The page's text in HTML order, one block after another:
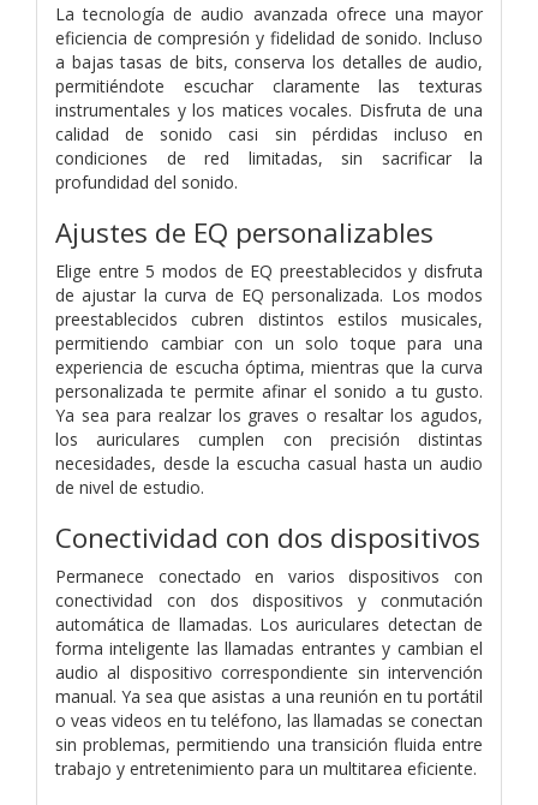
La tecnología de audio avanzada ofrece una mayor
eficiencia de compresión y fidelidad de sonido. Incluso
a bajas tasas de bits, conserva los detalles de audio,
permitiéndote escuchar claramente las texturas
instrumentales y los matices vocales. Disfruta de una
calidad de sonido casi sin pérdidas incluso en
condiciones de red limitadas, sin sacrificar la
profundidad del sonido.
Ajustes de EQ personalizables
Elige entre 5 modos de EQ preestablecidos y disfruta
de ajustar la curva de EQ personalizada. Los modos
preestablecidos cubren distintos estilos musicales,
permitiendo cambiar con un solo toque para una
experiencia de escucha óptima, mientras que la curva
personalizada te permite afinar el sonido a tu gusto.
Ya sea para realzar los graves o resaltar los agudos,
los auriculares cumplen con precisión distintas
necesidades, desde la escucha casual hasta un audio
de nivel de estudio.
Conectividad con dos dispositivos
Permanece conectado en varios dispositivos con
conectividad con dos dispositivos y conmutación
automática de llamadas. Los auriculares detectan de
forma inteligente las llamadas entrantes y cambian el
audio al dispositivo correspondiente sin intervención
manual. Ya sea que asistas a una reunión en tu portátil
o veas videos en tu teléfono, las llamadas se conectan
sin problemas, permitiendo una transición fluida entre
trabajo y entretenimiento para un multitarea eficiente.